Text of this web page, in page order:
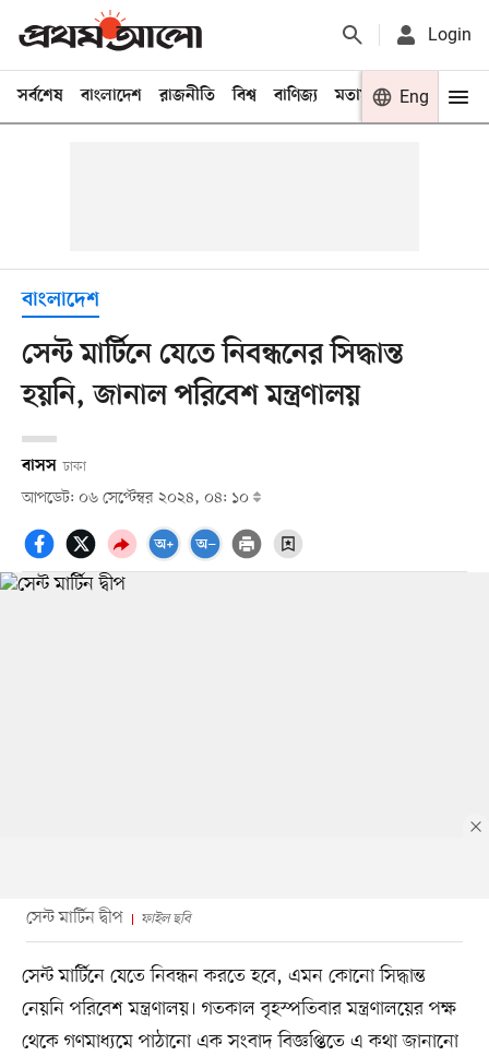
Login
সর্বশেষ বাংলাদেশ রাজনীতি বিশ্ব বাণিজ্য মতামত খেলা
Eng
বাংলাদেশ
সেন্ট মার্টিনে যেতে নিবন্ধনের সিদ্ধান্ত
হয়নি, জানাল পরিবেশ মন্ত্রণালয়
বাসস ঢাকা
আপডেট: ০৬ সেপ্টেম্বর ২০২৪, ০৪: ১০
সেন্ট মার্টিন দ্বীপ ফাইল ছবি
সেন্ট মার্টিনে যেতে নিবন্ধন করতে হবে, এমন কোনো সিদ্ধান্ত
নেয়নি পরিবেশ মন্ত্রণালয়। গতকাল বৃহস্পতিবার মন্ত্রণালয়ের পক্ষ
থেকে গণমাধ্যমে পাঠানো এক সংবাদ বিজ্ঞপ্তিতে এ কথা জানানো